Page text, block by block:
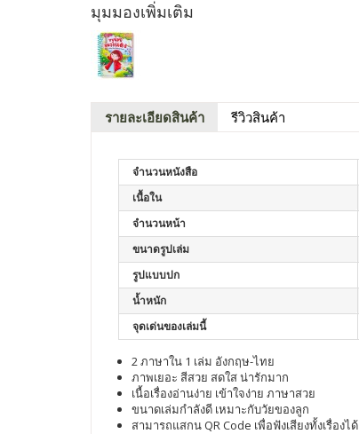
มุมมองเพิ่มเติม
รายละเอียดสินค้า รีวิวสินค้า
จำนวนหนังสือ
เนื้อใน
จำนวนหน้า
ขนาดรูปเล่ม
รูปแบบปก
น้ำหนัก
จุดเด่นของเล่มนี้
2 ภาษาใน 1 เล่ม อังกฤษ-ไทย
ภาพเยอะ สีสวย สดใส น่ารักมาก
เนื้อเรื่องอ่านง่าย เข้าใจง่าย ภาษาสวย
ขนาดเล่มกำลังดี เหมาะกับวัยของลูก
สามารถแสกน QR Code เพื่อฟังเสียงทั้งเรื่องได้